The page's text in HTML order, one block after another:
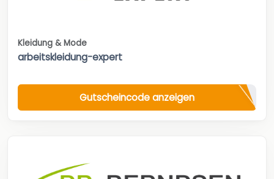
Kleidung & Mode
arbeitskleidung-expert
Gutscheincode anzeigen